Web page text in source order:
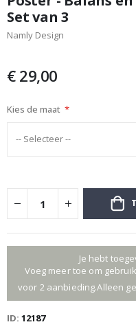
het
begin
van
gallerij
Set van 3
Namly Design
€ 29,00
Kies de maat
Je hebt
Voeg meer toe om
voor 2 aanbieding.Alleen
ID 12187